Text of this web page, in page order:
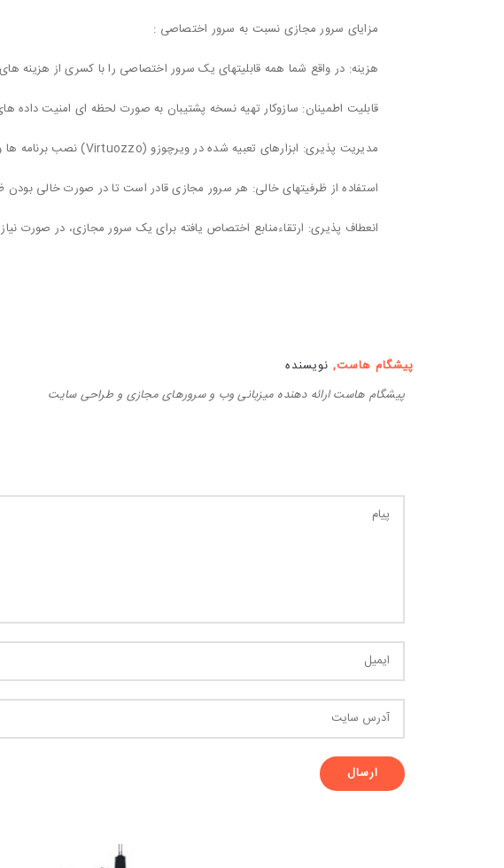
مزایای سرور مجازی نسبت به سرور اختصاصی :
هزینه: در واقع شما همه قابلیتهای یک سرور اختصاصی را با کسری از هزینه
قابلیت اطمینان: سازوکار تهیه نسخه پشتیبان به صورت لحظه ای امنیت داده
مدیریت پذیری: ابزارهای تعبیه شده در ویرچوزو (Virtuozzo) نصب برنامه ها و تغییر و به روزرسانی آنها را فورا انجام می دهند.
استفاده از ظرفیتهای خالی: هر سرور مجازی قادر است تا در صورت خالی بودن
انعطاف پذیری: ارتقاءمنابع اختصاص یافته برای یک سرور مجازی، در صورت
پیشگام هاست, نویسنده
پیشگام هاست ارائه دهنده میزبانی وب و سرورهای مجازی و طراحی سایت